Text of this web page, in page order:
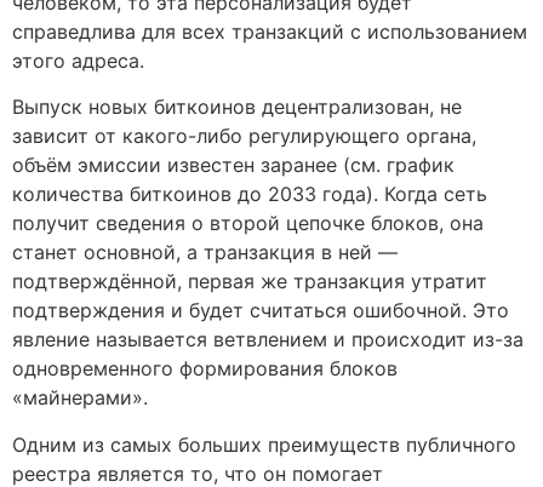
справедлива для всех транзакций с использованием
этого адреса.
Выпуск новых биткоинов децентрализован, не
зависит от какого-либо регулирующего органа,
объём эмиссии известен заранее (см. график
количества биткоинов до 2033 года). Когда сеть
получит сведения о второй цепочке блоков, она
станет основной, а транзакция в ней —
подтверждённой, первая же транзакция утратит
подтверждения и будет считаться ошибочной. Это
явление называется ветвлением и происходит из-за
одновременного формирования блоков
«майнерами».
Одним из самых больших преимуществ публичного
реестра является то, что он помогает